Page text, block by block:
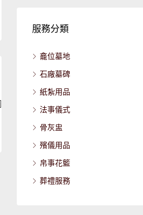
服務分類
龕位墓地
石廠墓碑
紙紮用品
法事儀式
骨灰盅
殯儀用品
帛事花籃
葬禮服務